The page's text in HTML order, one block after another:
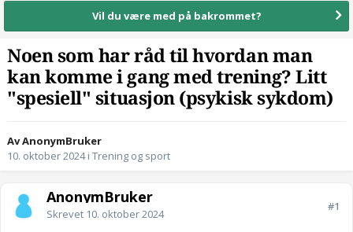
Vil du være med på bakrommet?
Noen som har råd til hvordan man
kan komme i gang med trening? Litt
"spesiell" situasjon (psykisk sykdom)
Av AnonymBruker
10. oktober 2024i Trening og sport
AnonymBruker
Skrevet 10. oktober 2024
#1